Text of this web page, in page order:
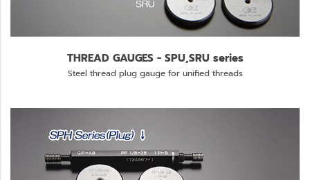
THREAD GAUGES - SPU,SRU series
Steel thread plug gauge for unified threads